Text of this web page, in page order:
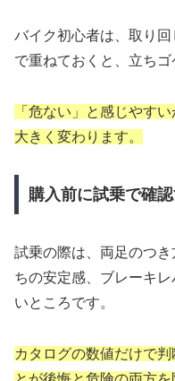
バイク初心者は、取り
で重ねておくと、立ちゴ
「危ない」と感じやす
大きく変わります。
購入前に試乗で確
試乗の際は、両足のつ
ちの安定感、ブレーキ
いところです。
カタログの数値だけで